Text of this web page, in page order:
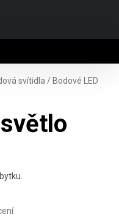
svítidla / Bodové LED
5 hvězdiček.